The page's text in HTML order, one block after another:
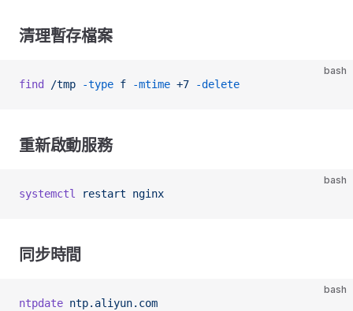
清理暫存檔案
bash
find /tmp -type f -mtime +7 -delete
重新啟動服務
bash
systemctl restart nginx
同步時間
bash
ntpdate ntp.aliyun.com